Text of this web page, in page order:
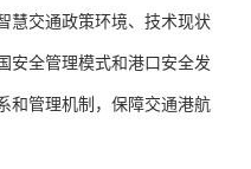
慧交通政策环境、技术现状
安全管理模式和港口安全发
和管理机制，保障交通港航